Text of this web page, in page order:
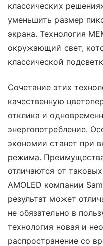
классических
уменьшить размер
экрана. Технология
окружающий свет,
классической
Сочетание этих
качественную
отклика и
энергопотребление.
экономии станет при
режима.
отличаются от
AMOLED компании
результат может
не обязательно в
технология новая и
распространение со